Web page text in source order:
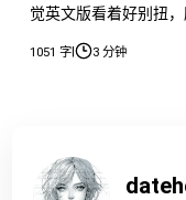
觉英文版看着好别扭
的版本并没有更改语
后把安装目录设置到
1051 字| 3 分钟